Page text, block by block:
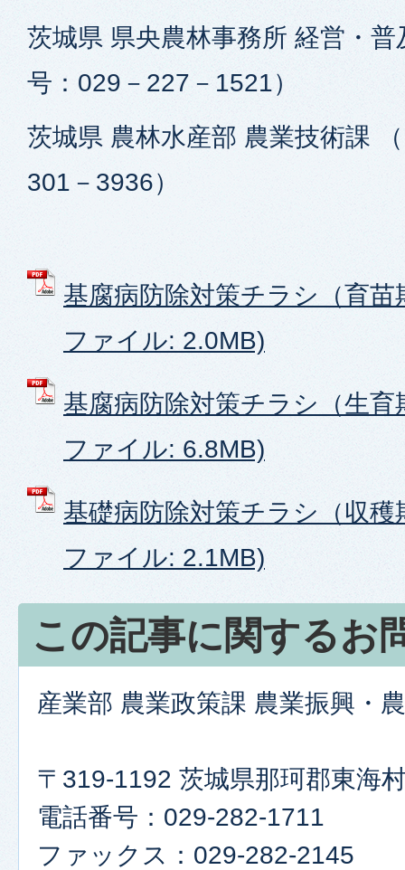
茨城県 県央農林事務所 経営・
号：029－227－1521）
茨城県 農林水産部 農業技術課
301－3936）
基腐病防除対策チラシ（育苗
ファイル: 2.0MB)
基腐病防除対策チラシ（生育
ファイル: 6.8MB)
基礎病防除対策チラシ（収穫
ファイル: 2.1MB)
この記事に関するお
産業部 農業政策課 農業振興・
〒319-1192 茨城県那珂郡東海
電話番号：029-282-1711
ファックス：029-282-2145